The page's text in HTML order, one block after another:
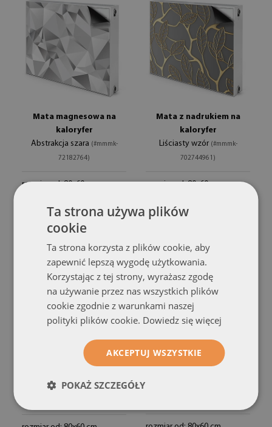
Mata magnesowa na
kaloryfer
Abstrakcja szara (#mmmk-
72182764)
rozmiar od: 80x60 cm
Mata z nadrukiem na
kaloryfer
Liściasty wzór (#mmmk-
702744961)
rozmiar od: 80x60 cm
Magnes dekoracjny na
Ogień kominek(#mmmk-
Mata magnesowa na
Ta strona używa plików
cookie
Ta strona korzysta z plików cookie, aby
zapewnić lepszą wygodę użytkowania.
Korzystając z tej strony, wyrażasz zgodę
na używanie przez nas wszystkich plików
cookie zgodnie z warunkami naszej
polityki plików cookie. Dowiedz się więcej
AKCEPTUJ WSZYSTKIE
POKAŻ SZCZEGÓŁY